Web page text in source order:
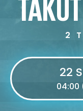
2
22
04:00